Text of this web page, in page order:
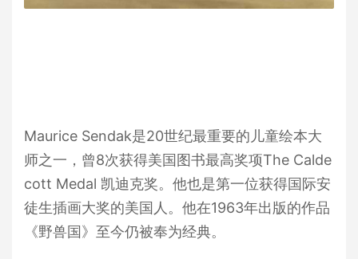
Maurice Sendak是20世纪最重要的儿童绘本大
师之一，曾8次获得美国图书最高奖项The Calde
cott Medal 凯迪克奖。他也是第一位获得国际安
徒生插画大奖的美国人。他在1963年出版的作品
《野兽国》至今仍被奉为经典。